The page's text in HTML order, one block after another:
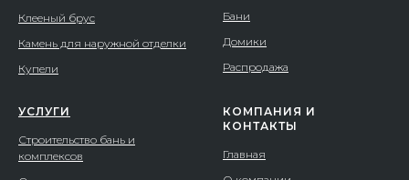
Клееный брус
Камень для наружной отделки
Купели
Бани
Домики
Распродажа
УСЛУГИ
Строительство бань и
комплексов
КОМПАНИЯ И
КОНТАКТЫ
Главная